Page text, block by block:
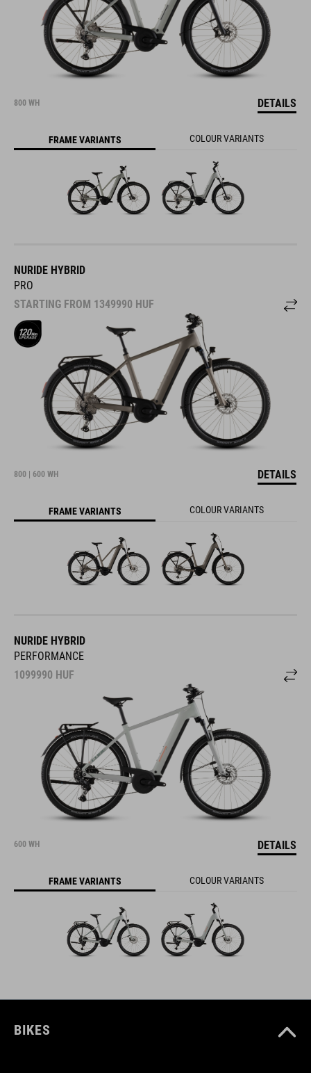
800 WH DETAILS
FRAME VARIANTS COLOUR VARIANTS
NURIDE HYBRID
PRO
STARTING FROM 1349990 HUF
800 | 600 WH DETAILS
FRAME VARIANTS COLOUR VARIANTS
NURIDE HYBRID
PERFORMANCE
1099990 HUF
600 WH DETAILS
FRAME VARIANTS COLOUR VARIANTS
BIKES